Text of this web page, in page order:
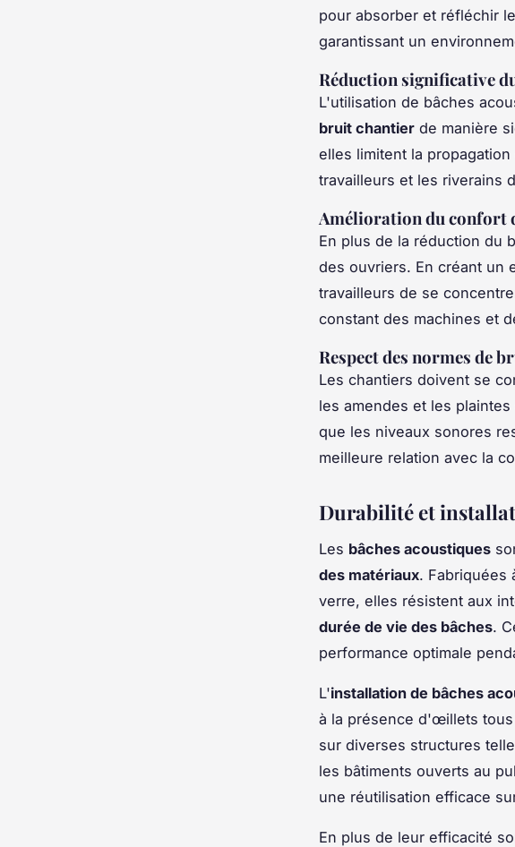
pour absorber et réfléchir
garantissant un
Réduction significative
L'utilisation de bâches
bruit chantier de manière
elles limitent la
travailleurs et les riverains
Amélioration du confort
En plus de la réduction du
des ouvriers. En créant un
travailleurs de se
constant des machines et
Respect des normes de
Les chantiers doivent se
les amendes et les
que les niveaux sonores
meilleure relation avec la
Durabilité et
Les bâches acoustiques
des matériaux. Fabriquées
verre, elles résistent aux
durée de vie des bâches.
performance optimale
L'installation de bâches
à la présence d'œillets
sur diverses structures
les bâtiments ouverts au
une réutilisation efficace
En plus de leur efficacité